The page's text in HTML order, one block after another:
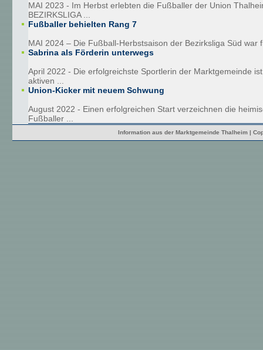
MAI 2023 - Im Herbst erlebten die Fußballer der Union
BEZIRKSLIGA ...
Fußballer behielten Rang 7
MAI 2024 – Die Fußball-Herbstsaison der Bezirksliga Süd war
Sabrina als Förderin unterwegs
April 2022 - Die erfolgreichste Sportlerin der Marktgemeinde
aktiven ...
Union-Kicker mit neuem Schwung
August 2022 - Einen erfolgreichen Start verzeichnen die
Fußballer ...
Information aus der Marktgemeinde Thalheim |